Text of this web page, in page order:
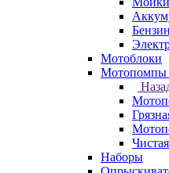
Мотоблоки
Мотопомпы
Наборы